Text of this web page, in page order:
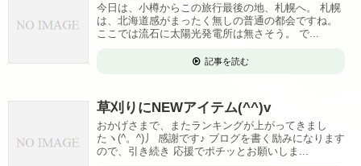
今日は、小樽からこの旅行最後の地、札幌へ。 札幌
は、北海道感がまったく無しの普通の都会ですね。
ここでは流石に太陽光発電所は無さそう。 で...
記事を読む
草刈りにNEWアイテム(^^)v
おかげさまで、またランキングが上がってきまし
たヽ(^。^)丿 感謝です♪ ブログを書く励みになります
ので、引き続き 応援でポチッとお願いしま...